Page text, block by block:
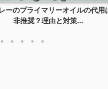
オイルの代用は
と対策...
ツーリ